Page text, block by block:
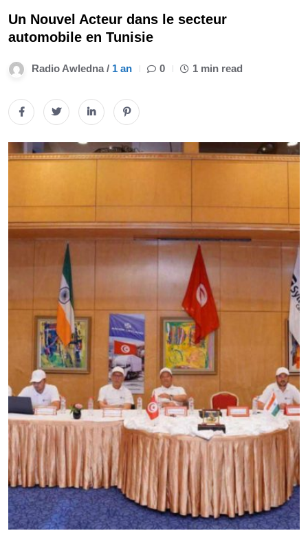
Un Nouvel Acteur dans le secteur
automobile en Tunisie
Radio Awledna / 1 an 0 1 min read